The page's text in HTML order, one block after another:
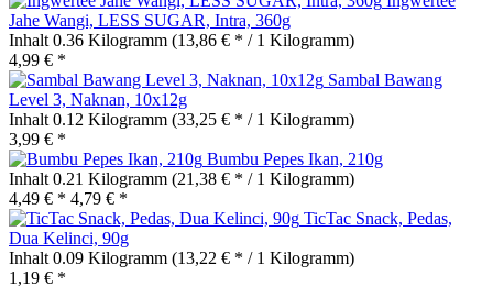
Jahe Wangi, LESS SUGAR, Intra, 360g
Inhalt 0.36 Kilogramm (13,86 € * / 1 Kilogramm)
4,99 € *
Sambal Bawang
Level 3, Naknan, 10x12g
Inhalt 0.12 Kilogramm (33,25 € * / 1 Kilogramm)
3,99 € *
Bumbu Pepes Ikan, 210g
Inhalt 0.21 Kilogramm (21,38 € * / 1 Kilogramm)
4,49 € * 4,79 € *
TicTac Snack, Pedas,
Dua Kelinci, 90g
Inhalt 0.09 Kilogramm (13,22 € * / 1 Kilogramm)
1,19 € *